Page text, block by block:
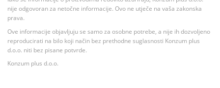
nije odgovoran za netočne informacije. Ovo ne utječe na vaša zakonska
prava.
Ove informacije objavljuju se samo za osobne potrebe, a nije ih dozvoljeno
reproducirati na bilo koji način bez prethodne suglasnosti Konzum plus
d.o.o. niti bez pisane potvrde.
Konzum plus d.o.o.